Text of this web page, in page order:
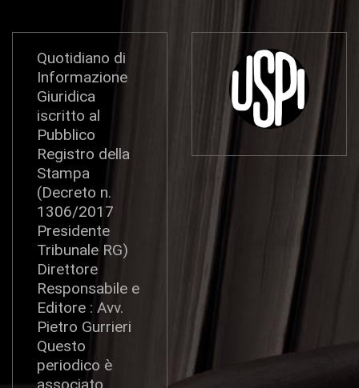
Quotidiano di
Informazione
Giuridica
iscritto al
Pubblico
Registro della
Stampa
(Decreto n.
1306/2017
Presidente
Tribunale RG)
Direttore
Responsabile e
Editore : Avv.
Pietro Gurrieri
Questo
periodico è
associato